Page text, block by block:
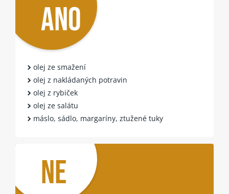
ANO
olej ze smažení
olej z nakládaných potravin
olej z rybiček
olej ze salátu
máslo, sádlo, margaríny, ztužené tuky
NE